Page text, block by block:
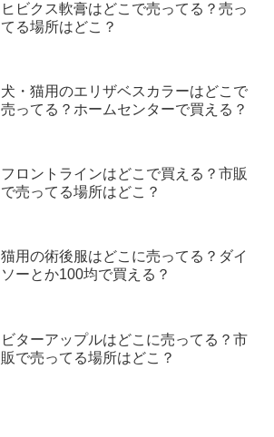
ヒビクス軟膏はどこで売ってる？売っ
てる場所はどこ？
犬・猫用のエリザベスカラーはどこで
売ってる？ホームセンターで買える？
フロントラインはどこで買える？市販
で売ってる場所はどこ？
猫用の術後服はどこに売ってる？ダイ
ソーとか100均で買える？
ビターアップルはどこに売ってる？市
販で売ってる場所はどこ？